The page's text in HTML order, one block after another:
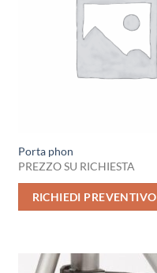
Porta phon
PREZZO SU RICHIESTA
RICHIEDI PREVENTIVO